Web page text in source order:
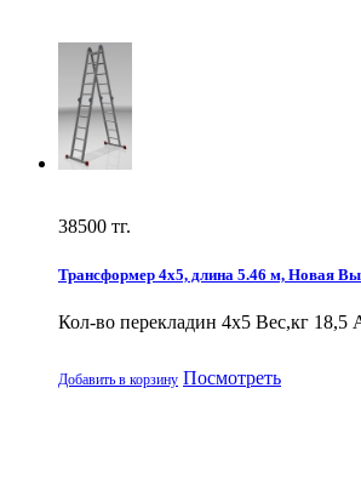
38500 тг.
Трансформер 4х5, длина 5.46 м, Новая
Кол-во перекладин 4х5 Вес,кг
Добавить в корзину Посмотреть